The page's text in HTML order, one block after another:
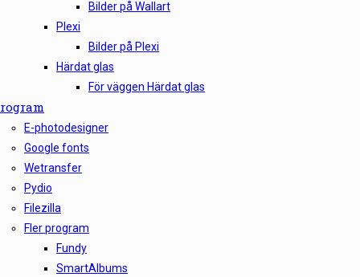
Bilder på Wallart
Plexi
Bilder på Plexi
Härdat glas
För väggen Härdat glas
E-photodesigner
Google fonts
Wetransfer
Pydio
Filezilla
Fler program
Fundy
SmartAlbums